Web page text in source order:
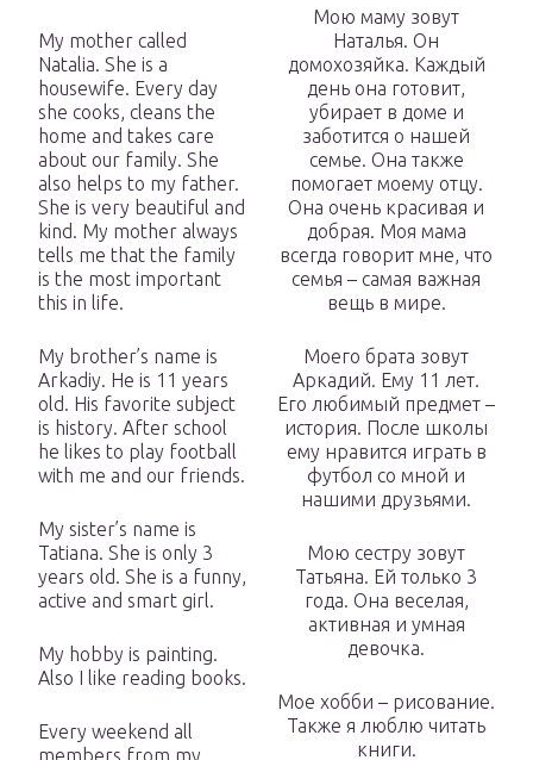
My mother called
Natalia. She is a
housewife. Every day
she cooks, cleans the
home and takes care
about our family. She
also helps to my father.
She is very beautiful and
kind. My mother always
tells me that the family
is the most important
this in life.
My brother’s name is
Arkadiy. He is 11 years
old. His favorite subject
is history. After school
he likes to play football
with me and our friends.
My sister’s name is
Tatiana. She is only 3
years old. She is a funny,
active and smart girl.
My hobby is painting.
Also I like reading books.
Every weekend all
members from my
Мою маму зовут
Наталья. Он
домохозяйка. Каждый
день она готовит,
убирает в доме и
заботится о нашей
семье. Она также
помогает моему отцу.
Она очень красивая и
добрая. Моя мама
всегда говорит мне, что
семья – самая важная
вещь в мире.
Моего брата зовут
Аркадий. Ему 11 лет.
Его любимый предмет –
история. После школы
ему нравится играть в
футбол со мной и
нашими друзьями.
Мою сестру зовут
Татьяна. Ей только 3
года. Она веселая,
активная и умная
девочка.
Мое хобби – рисование.
Также я люблю читать
книги.